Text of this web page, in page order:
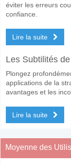
éviter les erreurs
confiance.
Lire la suite
Les Subtilités
Plongez
applications de la
avantages et les
Lire la suite
Moyenne des